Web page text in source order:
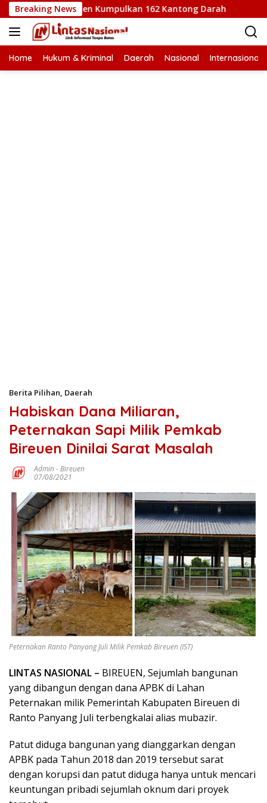
Langsung
ke
konten
Breaking News
Bireuen Kumpulkan 162 Kantong Darah Wapres
Home Hukum & Kriminal Daerah Nasional Internasional
Berita Pilihan, Daerah
Habiskan Dana Miliaran,
Peternakan Sapi Milik Pemkab
Bireuen Dinilai Sarat Masalah
Admin-Bireuen
07/08/2021
Peternakan Ranto Panyang Juli Milik Pemkab Bireuen (IST)
LINTAS NASIONAL – BIREUEN, Sejumlah bangunan
yang dibangun dengan dana APBK di Lahan
Peternakan milik Pemerintah Kabupaten Bireuen di
Ranto Panyang Juli terbengkalai alias mubazir.
Patut diduga bangunan yang dianggarkan dengan
APBK pada Tahun 2018 dan 2019 tersebut sarat
dengan korupsi dan patut diduga hanya untuk mencari
keuntungan pribadi sejumlah oknum dari proyek